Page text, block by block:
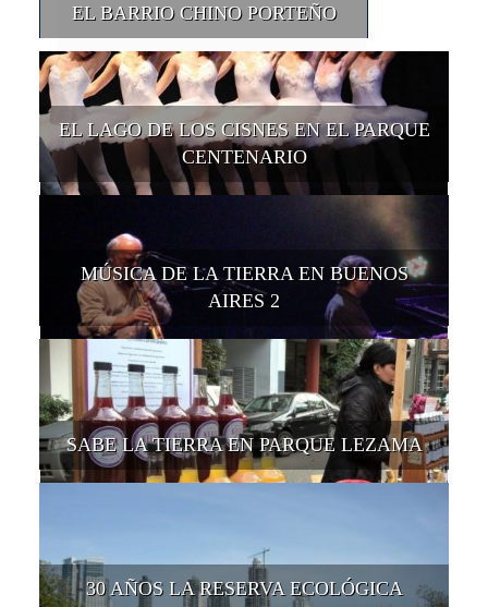
EL BARRIO CHINO PORTEÑO
EL LAGO DE LOS CISNES EN EL PARQUE
CENTENARIO
MÚSICA DE LA TIERRA EN BUENOS
AIRES 2
SABE LA TIERRA EN PARQUE LEZAMA
30 AÑOS LA RESERVA ECOLÓGICA